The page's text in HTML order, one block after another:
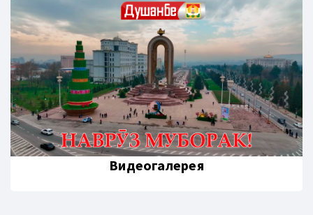
Видеогалерея